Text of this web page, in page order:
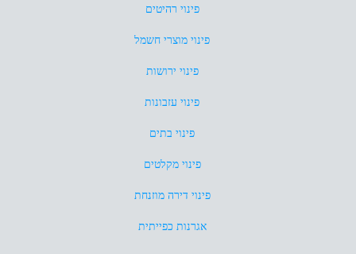
פינוי רהיטים
פינוי מוצרי חשמל
פינוי ירושות
פינוי עזבונות
פינוי בתים
פינוי מקלטים
פינוי דירה מוזנחת
אגרנות כפייתית